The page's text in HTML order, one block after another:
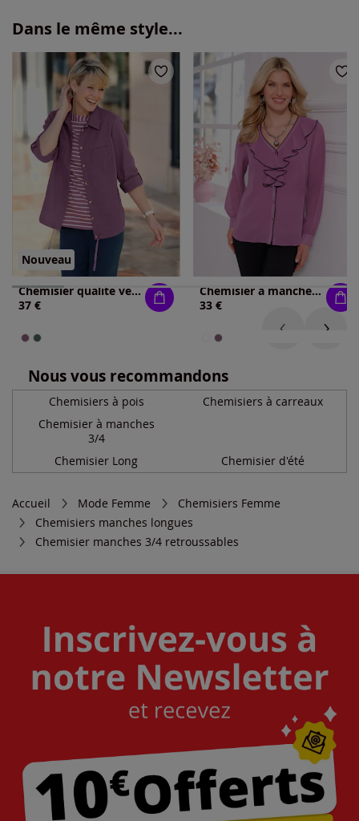
Dans le même style...
Nouveau
Chemisier qualité velours très douce
37 €
Chemisier à manches longues volants à l'encolure
33 €
Nous vous recommandons
Chemisiers à pois
Chemisier à manches
3/4
Chemisiers à carreaux
Chemisier Long Chemisier d'été
Accueil Mode Femme
Chemisiers Femme
Chemisiers manches longues
Chemisier manches 3/4 retroussables